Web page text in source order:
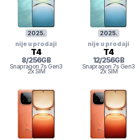
2025.
nije u prodaji
T4
8/256GB
Snapragon 7s Gen3
2x SIM
2025.
nije u prodaji
T4
12/256GB
Snapragon 7s Gen3
2x SIM